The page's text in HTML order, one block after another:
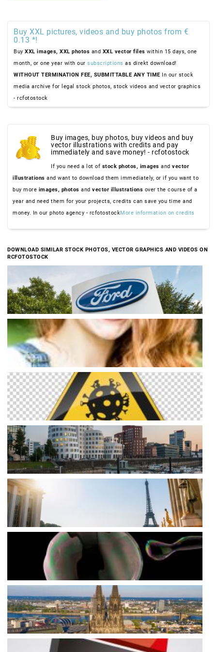
Buy XXL pictures, videos and buy photos from €
0.13 *!
Buy XXL images, XXL photos and XXL vector files within 15 days, one
month, or one year with our subscriptions as direkt download!
WITHOUT TERMINATION FEE, SUBMITTABLE ANY TIME In our stock
media archive for legal stock photos, stock videos and vector graphics
- rcfotostock
Buy images, buy photos, buy videos and buy
vector illustrations with credits and pay
immediately and save money! - rcfotostock
If you need a lot of stock photos, images and vector
illustrations and want to download them immediately, or if you want to
buy more images, photos and vector illustrations over the course of a
year and need them for your projects, credits can save you time and
money. In our photo agency - rcfotostockMore information on credits
DOWNLOAD SIMILAR STOCK PHOTOS, VECTOR GRAPHICS AND VIDEOS ON
RCFOTOSTOCK